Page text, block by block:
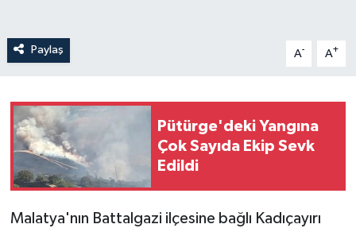
Paylaş A- A+
Pütürge'deki Yangına
Çok Sayıda Ekip Sevk
Edildi
Malatya'nın Battalgazi ilçesine bağlı Kadıçayırı